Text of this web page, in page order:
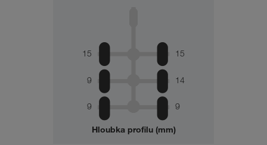
15 15
9 9
9 14
Hloubka profilu (mm)